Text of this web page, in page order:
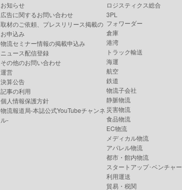
お知らせ
広告に関するお問い合わせ
取材のご依頼、プレスリリース掲載の
お申込み
物流セミナー情報の掲載申込み
ニュース配信登録
その他のお問い合わせ
運営
決算公告
記事の利用
個人情報保護方針
物流報道局-本誌公式YouTubeチャンネ
ル-
ロジスティクス総合
3PL
フォワーダー
倉庫
港湾
トラック輸送
海運
航空
鉄道
物流子会社
静脈物流
災害物流
食品物流
EC物流
メディカル物流
アパレル物流
都市・館内物流
スタートアップ･ベンチャー
利用運送
貿易・税関